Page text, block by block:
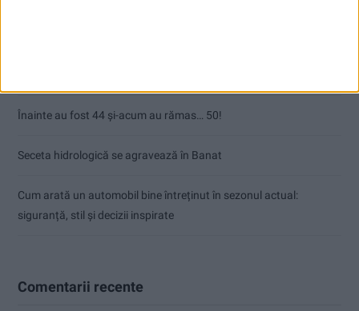
Înainte au fost 44 și-acum au rămas… 50!
Seceta hidrologică se agravează în Banat
Cum arată un automobil bine întreținut în sezonul actual:
siguranță, stil și decizii inspirate
Comentarii recente